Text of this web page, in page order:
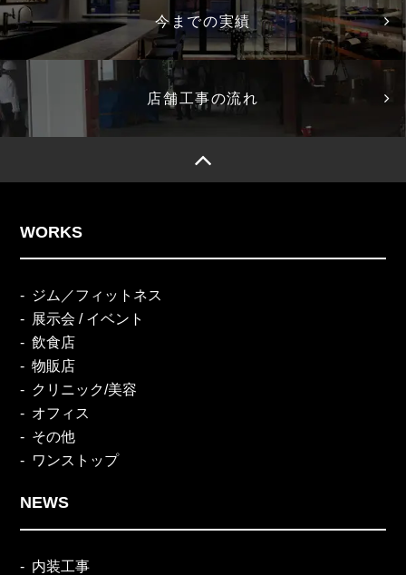
今までの実績
店舗工事の流れ
WORKS
ジム／フィットネス
展示会 / イベント
飲食店
物販店
クリニック/美容
オフィス
その他
ワンストップ
NEWS
内装工事